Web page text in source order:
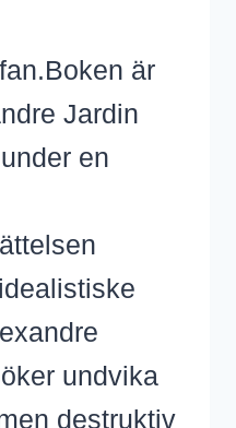
är
Jardin
en
undvika
destruktiv